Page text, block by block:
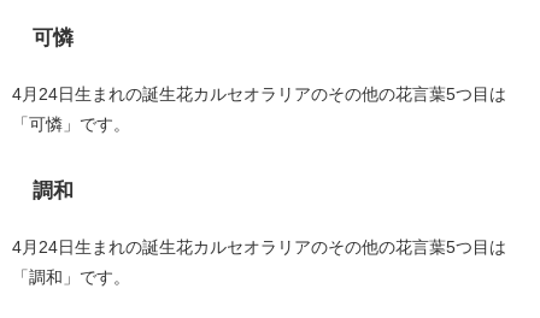
可憐
4月24日生まれの誕生花カルセオラリアのその他の花言葉5つ目は
「可憐」です。
調和
4月24日生まれの誕生花カルセオラリアのその他の花言葉5つ目は
「調和」です。